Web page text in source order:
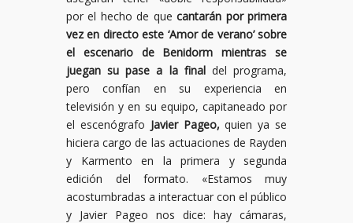
por el hecho de quecantarán por primera
vez en directo este ‘Amor de verano’ sobre
el escenario de Benidorm mientras se
juegan su pase a la finaldel programa,
pero confían en su experiencia en
televisión y en su equipo, capitaneado por
el escenógrafo Javier Pageo, quien ya se
hiciera cargo de las actuaciones de Rayden
y Karmento en la primera y segunda
edición del formato. «Estamos muy
acostumbradas a interactuar con el público
y Javier Pageo nos dice: hay cámaras,